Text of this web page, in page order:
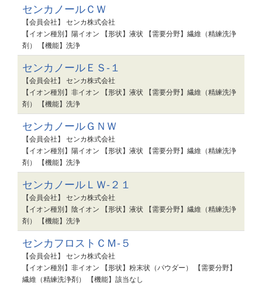
センカノールＣＷ
【会員会社】 センカ株式会社
【イオン種別】陽イオン 【形状】液状 【需要分野】繊維（精練洗浄
剤） 【機能】洗浄
センカノールＥＳ-１
【会員会社】 センカ株式会社
【イオン種別】非イオン 【形状】液状 【需要分野】繊維（精練洗浄
剤） 【機能】洗浄
センカノールＧＮＷ
【会員会社】 センカ株式会社
【イオン種別】陽イオン 【形状】液状 【需要分野】繊維（精練洗浄
剤） 【機能】洗浄
センカノールＬＷ-２１
【会員会社】 センカ株式会社
【イオン種別】陰イオン 【形状】液状 【需要分野】繊維（精練洗浄
剤） 【機能】洗浄
センカフロストＣＭ-５
【会員会社】 センカ株式会社
【イオン種別】非イオン 【形状】粉末状（パウダー） 【需要分野】
繊維（精練洗浄剤） 【機能】該当なし